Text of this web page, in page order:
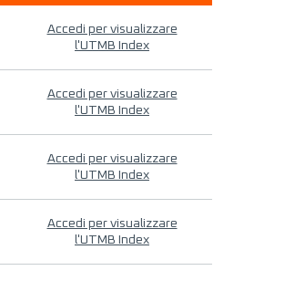
Accedi per visualizzare
l'UTMB Index
Accedi per visualizzare
l'UTMB Index
Accedi per visualizzare
l'UTMB Index
Accedi per visualizzare
l'UTMB Index